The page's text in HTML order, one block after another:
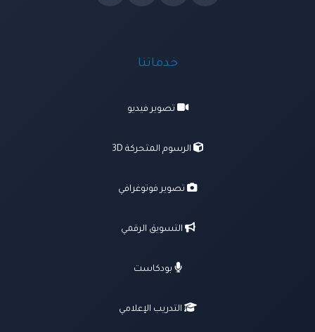
خدماتنا
تصوير فيديو
الرسوم المتحركة 3D
تصوير فوتوغرافي
التسويق الرقمي
بودكاست
التدريب الإعلامي